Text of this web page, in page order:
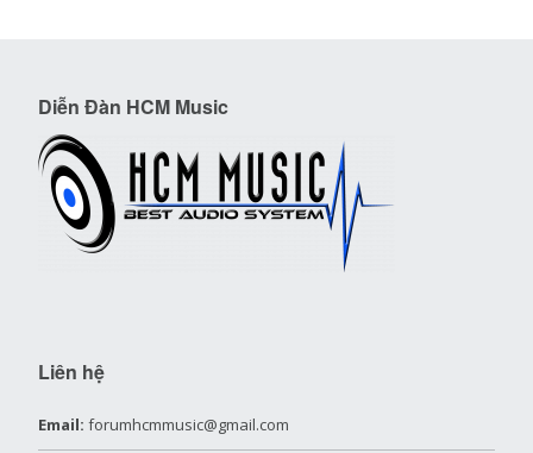
Diễn Đàn HCM Music
Liên hệ
Email: forumhcmmusic@gmail.com